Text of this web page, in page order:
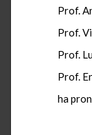
Prof.
Prof.
Prof.
Prof.
ha